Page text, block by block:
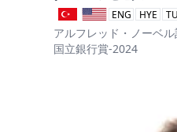
ENG HYE
アルフレッド・ノーベ
国立銀行賞-2024